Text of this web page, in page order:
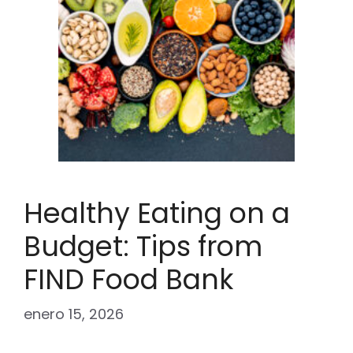
Healthy Eating on a
Budget: Tips from
FIND Food Bank
enero 15, 2026